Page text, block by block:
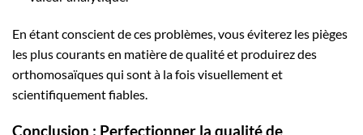
En étant conscient de ces problèmes, vous éviterez les pièges
les plus courants en matière de qualité et produirez des
orthomosaïques qui sont à la fois visuellement et
scientifiquement fiables.
Conclusion : Perfectionner la qualité de